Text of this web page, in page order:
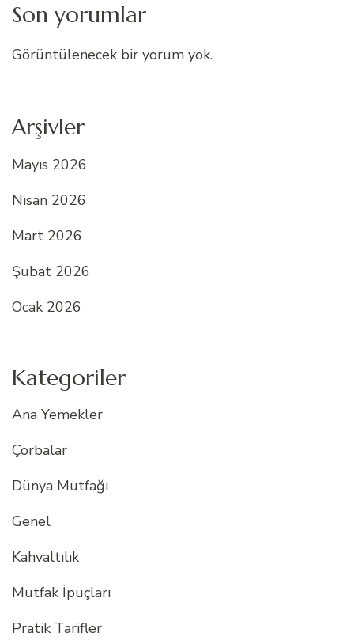
Son yorumlar
Görüntülenecek bir yorum yok.
Arşivler
Mayıs 2026
Nisan 2026
Mart 2026
Şubat 2026
Ocak 2026
Kategoriler
Ana Yemekler
Çorbalar
Dünya Mutfağı
Genel
Kahvaltılık
Mutfak İpuçları
Pratik Tarifler